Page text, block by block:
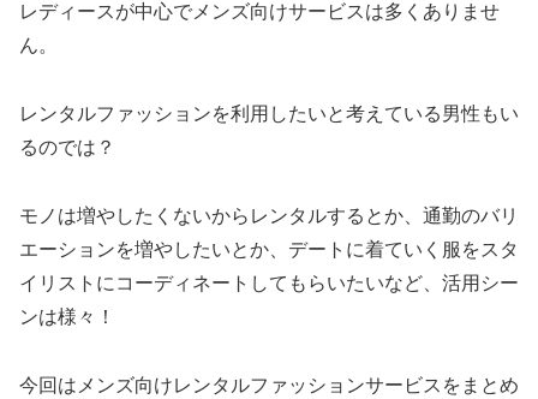
レディースが中心でメンズ向けサービスは多くありませ
ん。
レンタルファッションを利用したいと考えている男性もい
るのでは？
モノは増やしたくないからレンタルするとか、通勤のバリ
エーションを増やしたいとか、デートに着ていく服をスタ
イリストにコーディネートしてもらいたいなど、活用シー
ンは様々！
今回はメンズ向けレンタルファッションサービスをまとめ